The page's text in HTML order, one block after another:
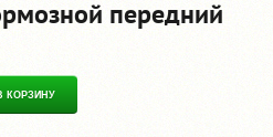
передний
КОРЗИНУ